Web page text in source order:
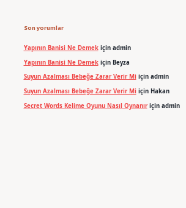
Son yorumlar
Yapının Banisi Ne Demekiçin admin
Yapının Banisi Ne Demekiçin Beyza
Suyun Azalması Bebeğe Zarar Verir Miiçin admin
Suyun Azalması Bebeğe Zarar Verir Miiçin Hakan
Secret Words Kelime Oyunu Nasıl Oynanıriçin admin